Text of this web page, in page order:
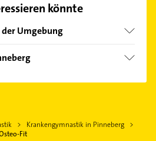
Sie alleKontaktdaten
könnte
Umgebung
Krankengymnastik in Pinneberg
Fit